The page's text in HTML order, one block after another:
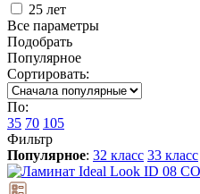
25 лет
Все параметры
Подобрать
Популярное
Сортировать:
По:
35 70 105
Фильтр
Популярное: 32 класс 33 класс